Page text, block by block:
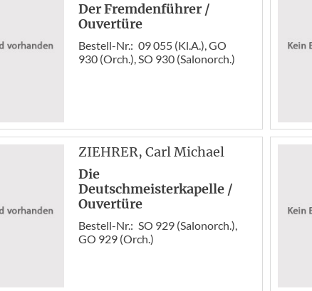
Der Fremdenführer /
Ouvertüre
Bestell-Nr.: 09 055 (Kl.A.), GO
930 (Orch.), SO 930 (Salonorch.)
ZIEHRER, Carl Michael
Die
Deutschmeisterkapelle /
Ouvertüre
Bestell-Nr.: SO 929 (Salonorch.),
GO 929 (Orch.)